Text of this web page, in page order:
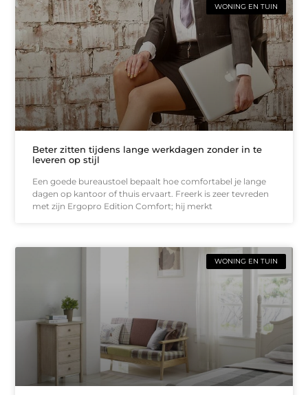
WONING EN TUIN
Beter zitten tijdens lange werkdagen zonder in te
leveren op stijl
Een goede bureaustoel bepaalt hoe comfortabel je lange
dagen op kantoor of thuis ervaart. Freerk is zeer tevreden
met zijn Ergopro Edition Comfort; hij merkt
WONING EN TUIN